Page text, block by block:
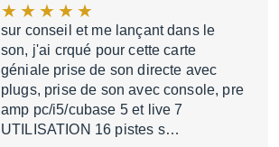
sur conseil et me lançant dans le
son, j'ai crqué pour cette carte
géniale prise de son directe avec
plugs, prise de son avec console, pre
amp pc/i5/cubase 5 et live 7
UTILISATION 16 pistes s…